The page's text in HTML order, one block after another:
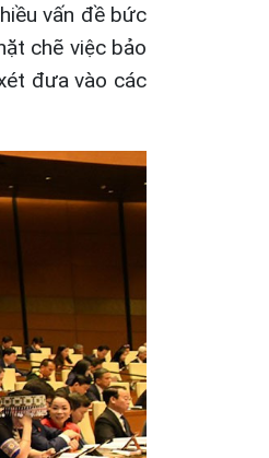
vấn đề bức
chẽ việc bảo
đưa vào các